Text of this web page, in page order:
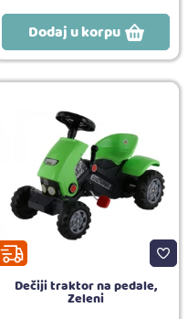
Dodaj u korpu
Dečiji traktor na pedale,
Zeleni